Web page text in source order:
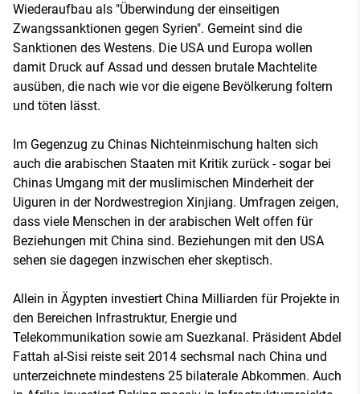
Wiederaufbau als "Überwindung der einseitigen
Zwangssanktionen gegen Syrien". Gemeint sind die
Sanktionen des Westens. Die USA und Europa wollen
damit Druck auf Assad und dessen brutale Machtelite
ausüben, die nach wie vor die eigene Bevölkerung foltern
und töten lässt.
Im Gegenzug zu Chinas Nichteinmischung halten sich
auch die arabischen Staaten mit Kritik zurück - sogar bei
Chinas Umgang mit der muslimischen Minderheit der
Uiguren in der Nordwestregion Xinjiang. Umfragen zeigen,
dass viele Menschen in der arabischen Welt offen für
Beziehungen mit China sind. Beziehungen mit den USA
sehen sie dagegen inzwischen eher skeptisch.
Allein in Ägypten investiert China Milliarden für Projekte in
den Bereichen Infrastruktur, Energie und
Telekommunikation sowie am Suezkanal. Präsident Abdel
Fattah al-Sisi reiste seit 2014 sechsmal nach China und
unterzeichnete mindestens 25 bilaterale Abkommen. Auch